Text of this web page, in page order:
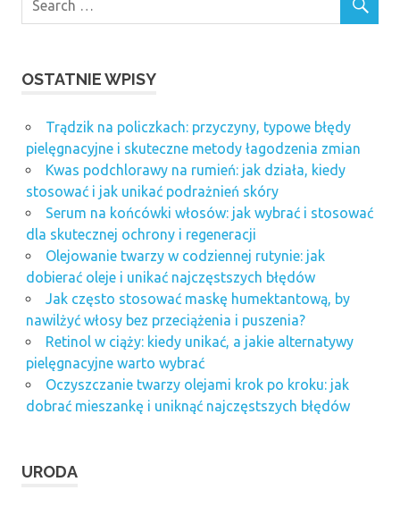
OSTATNIE WPISY
Trądzik na policzkach: przyczyny, typowe błędy
pielęgnacyjne i skuteczne metody łagodzenia zmian
Kwas podchlorawy na rumień: jak działa, kiedy
stosować i jak unikać podrażnień skóry
Serum na końcówki włosów: jak wybrać i stosować
dla skutecznej ochrony i regeneracji
Olejowanie twarzy w codziennej rutynie: jak
dobierać oleje i unikać najczęstszych błędów
Jak często stosować maskę humektantową, by
nawilżyć włosy bez przeciążenia i puszenia?
Retinol w ciąży: kiedy unikać, a jakie alternatywy
pielęgnacyjne warto wybrać
Oczyszczanie twarzy olejami krok po kroku: jak
dobrać mieszankę i uniknąć najczęstszych błędów
URODA